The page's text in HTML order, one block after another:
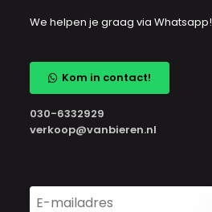
We helpen je graag via Whatsapp!
Kom in contact!
030-6332929
verkoop@vanbieren.nl